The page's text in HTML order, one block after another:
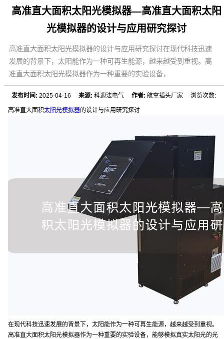
高准直大面积太阳光模拟器—高准直大面积太阳
光模拟器的设计与应用研究探讨
高准直大面积太阳光模拟器的设计与应用研究探讨在现代科技迅速
发展的背景下，太阳能作为一种可再生能源，越来越受到重视。高
准直大面积太阳光模拟器作为一种重要的实验设备，
发布时间: 2025-04-16来源: 科迎法电气作者: 航空插头厂家 浏览次数:
高准直大面积太阳光模拟器的设计与应用研究探讨
在现代科技迅速发展的背景下，太阳能作为一种可再生能源，越来越受到重视。
高准直大面积太阳光模拟器作为一种重要的实验设备，能够模拟真实太阳光的光